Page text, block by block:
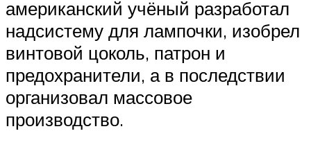
американский учёный разработал
надсистему для лампочки, изобрел
винтовой цоколь, патрон и
предохранители, а в последствии
организовал массовое
производство.